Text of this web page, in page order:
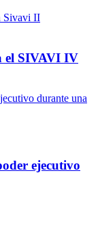
el SIVAVI IV
ejecutivo